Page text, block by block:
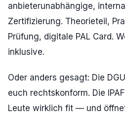
anbieterunabhängige,
Zertifizierung. Theorieteil,
Prüfung, digitale PAL Card.
inklusive.
Oder anders gesagt: Die
euch rechtskonform. Die
Leute wirklich fit — und